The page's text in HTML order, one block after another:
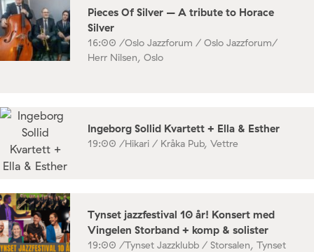
Pieces Of Silver – A tribute to Horace
Silver
16:00 /Oslo Jazzforum / Oslo Jazzforum/
Herr Nilsen, Oslo
Ingeborg Sollid Kvartett + Ella & Esther
19:00 /Hikari / Kråka Pub, Vettre
Tynset jazzfestival 10 år! Konsert med
Vingelen Storband + komp & solister
19:00 /Tynset Jazzklubb / Storsalen, Tynset